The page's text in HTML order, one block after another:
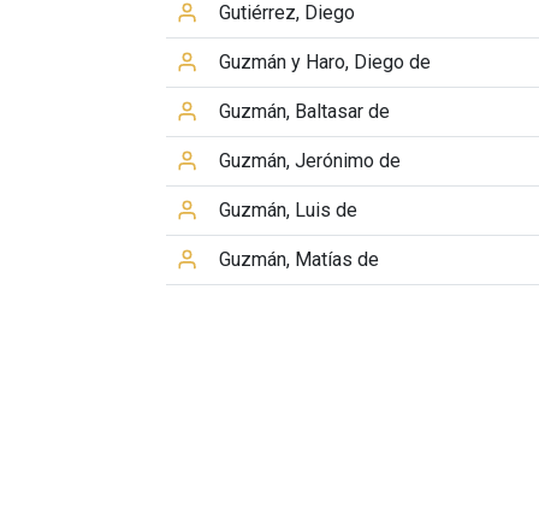
Gutiérrez, Diego
Guzmán y Haro, Diego de
Guzmán, Baltasar de
Guzmán, Jerónimo de
Guzmán, Luis de
Guzmán, Matías de